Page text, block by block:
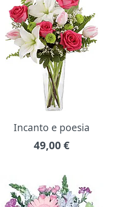
Incanto e poesia
49,00 €